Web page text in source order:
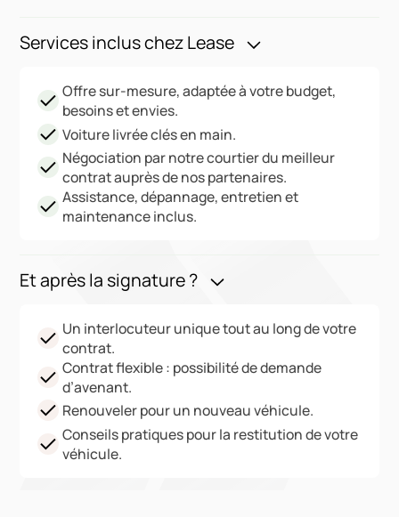
Services inclus chez Lease
Offre sur-mesure, adaptée à votre budget,
besoins et envies.
Voiture livrée clés en main.
Négociation par notre courtier du meilleur
contrat auprès de nos partenaires.
Assistance, dépannage, entretien et
maintenance inclus.
Et après la signature ?
Un interlocuteur unique tout au long de votre
contrat.
Contrat flexible : possibilité de demande
d’avenant.
Renouveler pour un nouveau véhicule.
Conseils pratiques pour la restitution de votre
véhicule.